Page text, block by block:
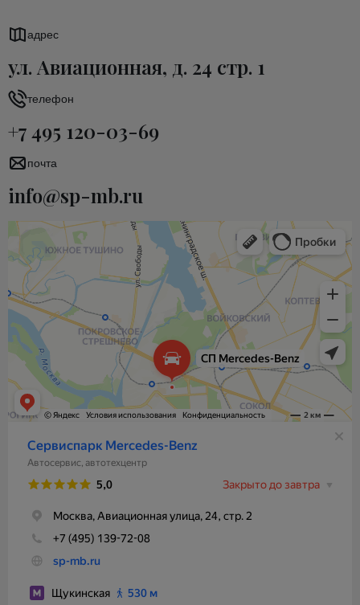
адрес
ул. Авиационная, д. 24 стр. 1
телефон
+7 495 120-03-69
почта
info@sp-mb.ru